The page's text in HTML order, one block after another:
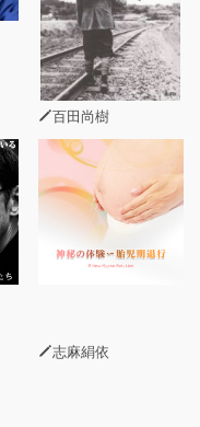
百田尚樹
志麻絹依